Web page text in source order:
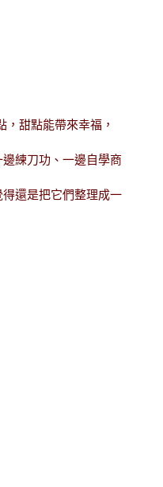
甜點能帶來幸福，
練刀功、一邊自學商
還是把它們整理成一